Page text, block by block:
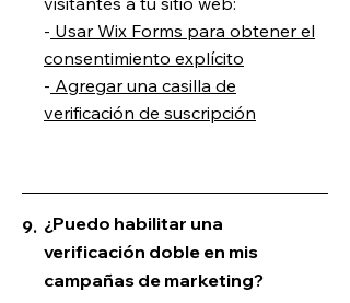
- Usar Wix Forms para obtener el
consentimiento explícito
- Agregar una casilla de
verificación de suscripción
9. ¿Puedo habilitar una
verificación doble en mis
campañas de marketing?